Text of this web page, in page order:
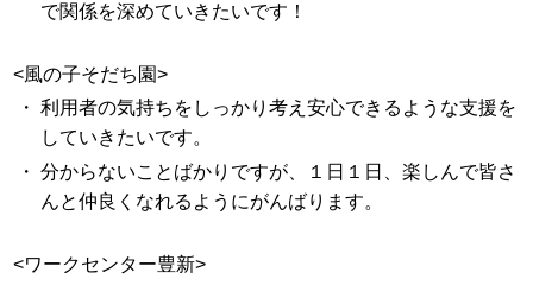
で関係を深めていきたいです！
<風の子そだち園>
・ 利用者の気持ちをしっかり考え安心できるような支援を
していきたいです。
・ 分からないことばかりですが、１日１日、楽しんで皆さ
んと仲良くなれるようにがんばります。
<ワークセンター豊新>